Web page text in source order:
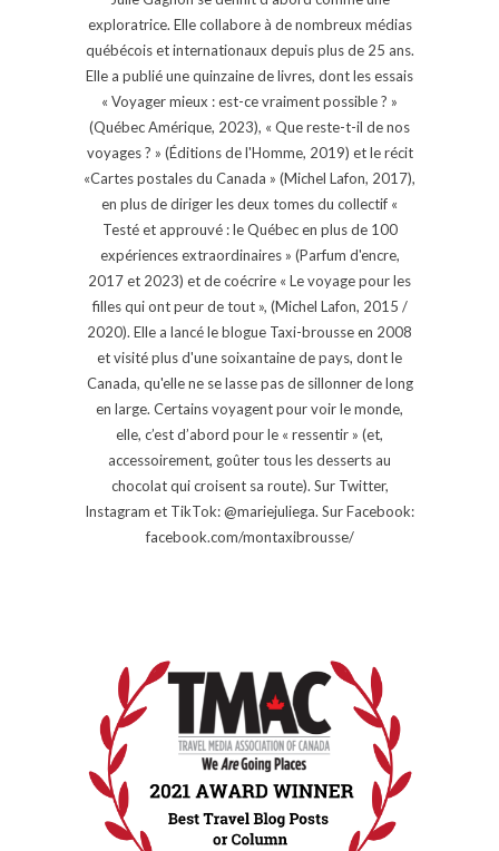
exploratrice. Elle collabore à de nombreux médias
québécois et internationaux depuis plus de 25 ans.
Elle a publié une quinzaine de livres, dont les essais
« Voyager mieux : est-ce vraiment possible ? »
(Québec Amérique, 2023), « Que reste-t-il de nos
voyages ? » (Éditions de l'Homme, 2019) et le récit
«Cartes postales du Canada » (Michel Lafon, 2017),
en plus de diriger les deux tomes du collectif «
Testé et approuvé : le Québec en plus de 100
expériences extraordinaires » (Parfum d'encre,
2017 et 2023) et de coécrire « Le voyage pour les
filles qui ont peur de tout », (Michel Lafon, 2015 /
2020). Elle a lancé le blogue Taxi-brousse en 2008
et visité plus d'une soixantaine de pays, dont le
Canada, qu'elle ne se lasse pas de sillonner de long
en large. Certains voyagent pour voir le monde,
elle, c’est d’abord pour le « ressentir » (et,
accessoirement, goûter tous les desserts au
chocolat qui croisent sa route). Sur Twitter,
Instagram et TikTok: @mariejuliega. Sur Facebook:
facebook.com/montaxibrousse/